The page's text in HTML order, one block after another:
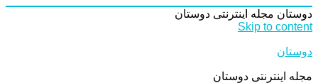
دوستان مجله اینترنتی دوستان
Skip to content
دوستان
مجله اینترنتی دوستان